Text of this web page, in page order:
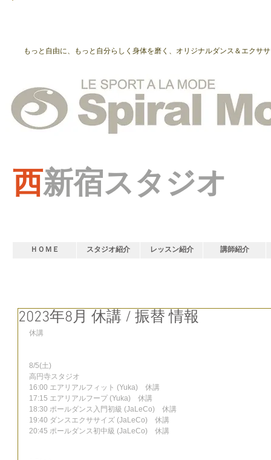
もっと自由に、もっと自分らしく身体を磨く、オリジナルダンス＆エクサ
西新宿スタジオ
ＨＯＭＥ スタジオ紹介 レッスン紹介 講師紹介
2023年8月 休講 / 振替 情報
休講
8/5(土)
高円寺スタジオ
16:00 エアリアルフィット (Yuka)　休講
17:15 エアリアルフープ (Yuka)　休講
18:30 ポールダンス入門初級 (JaLeCo)　休講
19:40 ダンスエクササイズ (JaLeCo)　休講
20:45 ポールダンス初中級 (JaLeCo)　休講